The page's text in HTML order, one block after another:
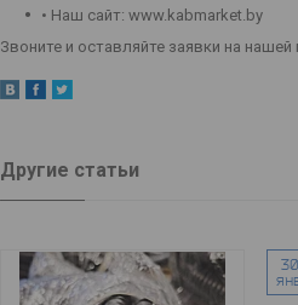
• Наш сайт: www.kabmarket.by
Звоните и оставляйте заявки на
Другие статьи
30